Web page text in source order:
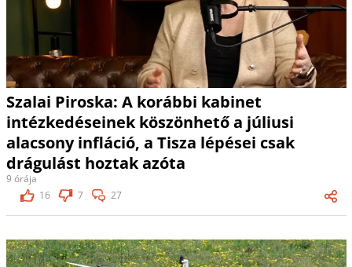
Szalai Piroska: A korábbi kabinet
intézkedéseinek köszönhető a júliusi
alacsony infláció, a Tisza lépései csak
drágulást hoztak azóta
9 órája
16
7 27